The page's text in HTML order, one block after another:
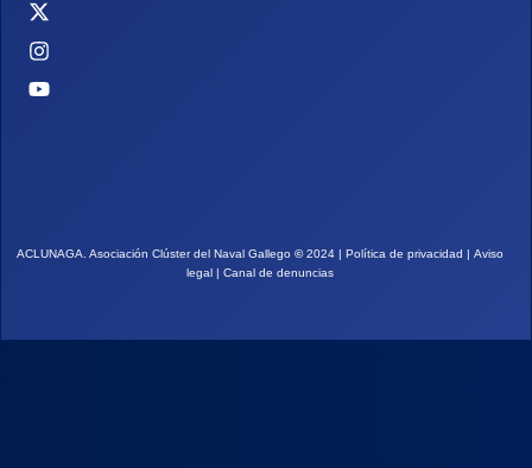
ACLUNAGA. Asociación Clúster del Naval Gallego ©2024 | Política de privacidad | Aviso
legal | Canal de denuncias